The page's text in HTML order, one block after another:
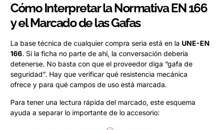
Cómo Interpretar la Normativa EN 166
y el Marcado de las Gafas
La base técnica de cualquier compra seria está en la UNE-EN
166. Si la ficha no parte de ahí, la conversación debería
detenerse. No basta con que el proveedor diga “gafa de
seguridad”. Hay que verificar qué resistencia mecánica
ofrece y para qué campos de uso está marcada.
Para tener una lectura rápida del marcado, este esquema
ayuda a separar lo importante de lo accesorio: